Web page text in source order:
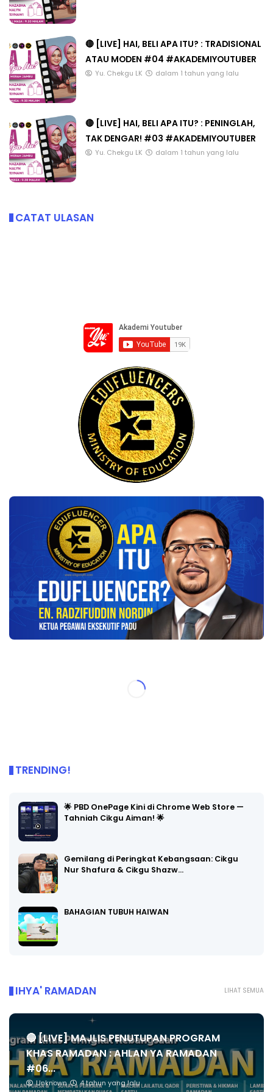
🔴 [LIVE] HAI, BELI APA ITU? : TRADISIONAL
ATAU MODEN #04 #AKADEMIYOUTUBER
Yu. Chekgu LK dalam 1 tahun yang lalu
🔴 [LIVE] HAI, BELI APA ITU? : PENINGLAH,
TAK DENGAR! #03 #AKADEMIYOUTUBER
Yu. Chekgu LK dalam 1 tahun yang lalu
CATAT ULASAN
TRENDING!
🌟 PBD OnePage Kini di Chrome Web Store —
Tahniah Cikgu Aiman! 🌟
Gemilang di Peringkat Kebangsaan: Cikgu
Nur Shafura & Cikgu Shazw…
BAHAGIAN TUBUH HAIWAN
LIHAT SEMUA
IHYA' RAMADAN
🔴 [LIVE] MAJLIS PENUTUPAN PROGRAM
KHAS RAMADAN : AHLAN YA RAMADAN
#06...
Unknown 4 tahun yang lalu